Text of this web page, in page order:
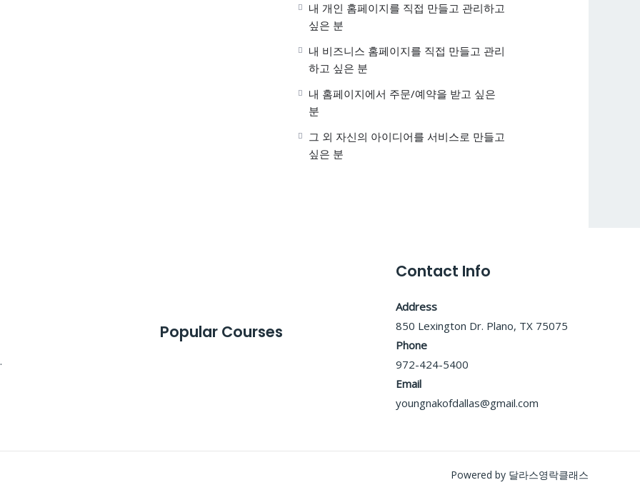
내 개인 홈페이지를 직접 만들고 관리하고
싶은 분
내 비즈니스 홈페이지를 직접 만들고 관리
하고 싶은 분
내 홈페이지에서 주문/예약을 받고 싶은
분
그 외 자신의 아이디어를 서비스로 만들고
싶은 분
Popular Courses
Contact Info
Address
850 Lexington Dr. Plano, TX 75075
Phone
972-424-5400
Email
youngnakofdallas@gmail.com
Powered by 달라스영락클래스